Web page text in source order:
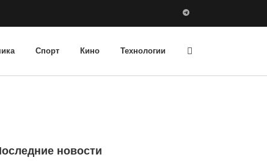
Спорт Кино Технологии
новости